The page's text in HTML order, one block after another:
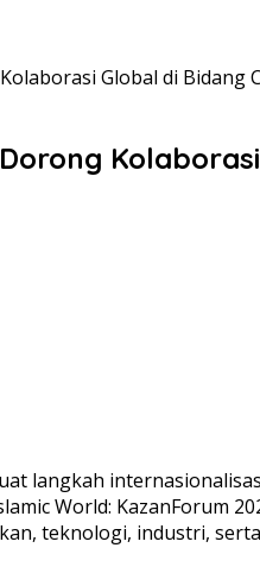
Global di Bidang
langkah
World: KazanForum
teknologi, industri,